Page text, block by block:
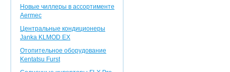
Новые чиллеры в ассортименте
Aermec
Центральные кондиционеры
Janka KLMOD EX
Отопительное оборудование
Kentatsu Furst